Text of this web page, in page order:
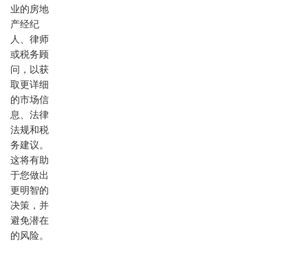
业的房地
产经纪
人、律师
或税务顾
问，以获
取更详细
的市场信
息、法律
法规和税
务建议。
这将有助
于您做出
更明智的
决策，并
避免潜在
的风险。